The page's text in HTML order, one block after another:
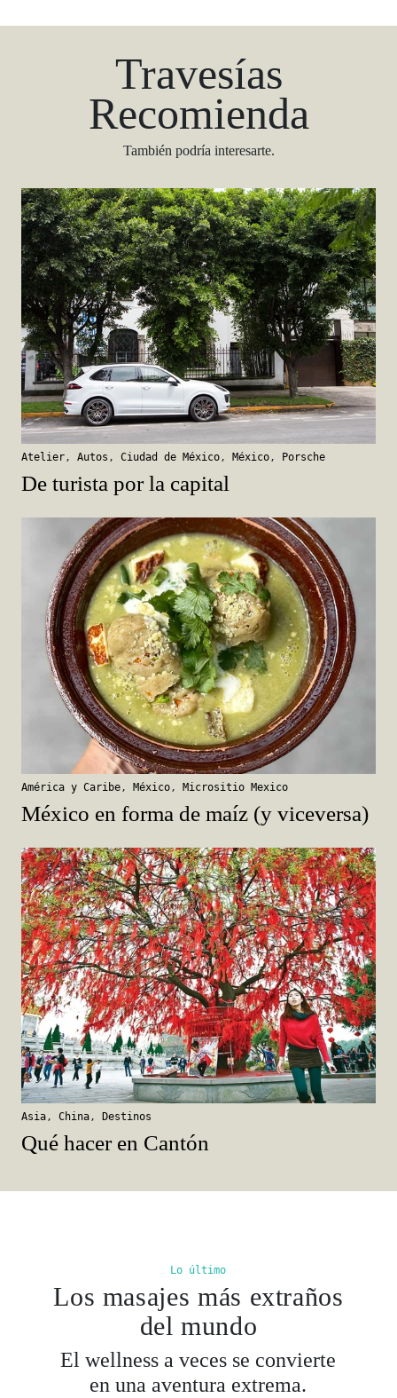
Travesías
Recomienda
También podría interesarte.
Atelier, Autos , Ciudad de México, México, Porsche
De turista por la capital
América y Caribe, México, Micrositio Mexico
México en forma de maíz (y viceversa)
Asia, China, Destinos
Qué hacer en Cantón
Lo último
Los masajes más extraños
del mundo
El wellness a veces se convierte
en una aventura extrema.